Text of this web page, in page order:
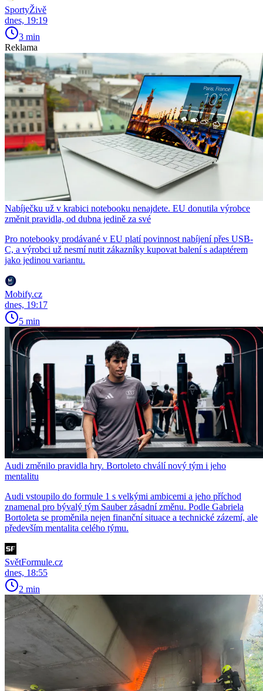
SportyŽivě
dnes, 19:19
3 min
Reklama
Nabíječku už v krabici notebooku nenajdete. EU donutila výrobce
změnit pravidla, od dubna jedině za své
Pro notebooky prodávané v EU platí povinnost nabíjení přes USB-
C, a výrobci už nesmí nutit zákazníky kupovat balení s adaptérem
jako jedinou variantu.
Mobify.cz
dnes, 19:17
5 min
Audi změnilo pravidla hry. Bortoleto chválí nový tým i jeho
mentalitu
Audi vstoupilo do formule 1 s velkými ambicemi a jeho příchod
znamenal pro bývalý tým Sauber zásadní změnu. Podle Gabriela
Bortoleta se proměnila nejen finanční situace a technické zázemí, ale
především mentalita celého týmu.
SvětFormule.cz
dnes, 18:55
2 min